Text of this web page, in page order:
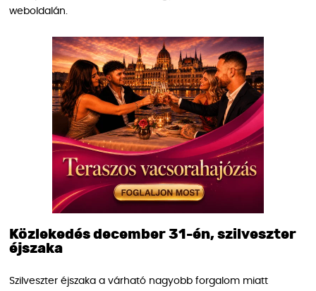
weboldalán.
Közlekedés december 31-én, szilveszter
éjszaka
Szilveszter éjszaka a várható nagyobb forgalom miatt